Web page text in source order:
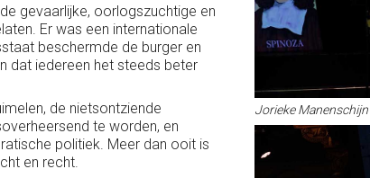
gevaarlijke, oorlogszuchtige en
Er was een internationale
beschermde de burger en
dat iedereen het steeds beter
de nietsontziende
te worden, en
politiek. Meer dan ooit is
en recht.
Jorieke Manenschijn